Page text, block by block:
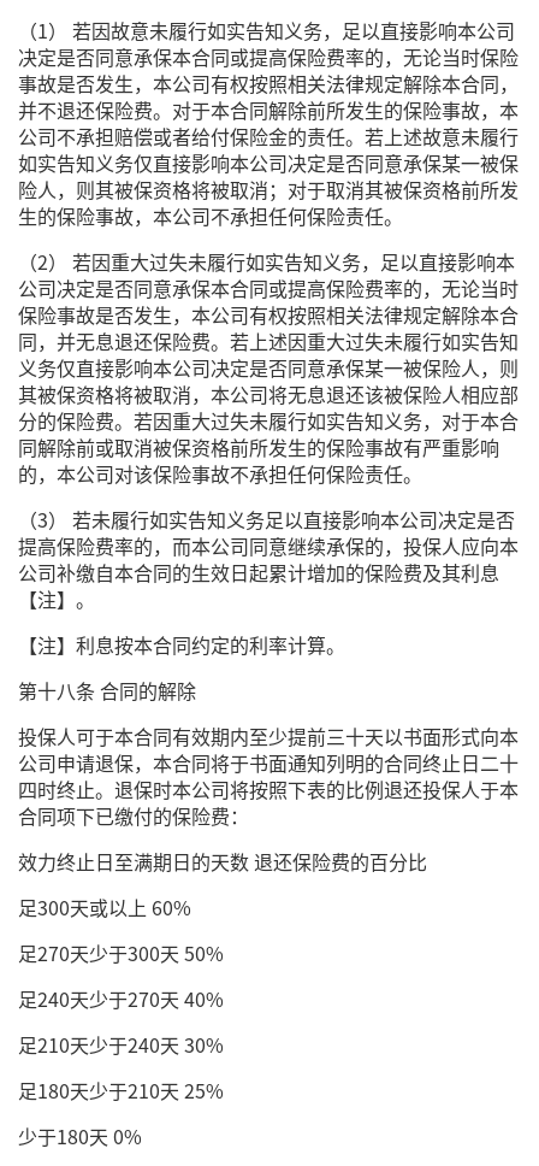
（1） 若因故意未履行如实告知义务，足以直接影响本公司
决定是否同意承保本合同或提高保险费率的，无论当时保险
事故是否发生，本公司有权按照相关法律规定解除本合同，
并不退还保险费。对于本合同解除前所发生的保险事故，本
公司不承担赔偿或者给付保险金的责任。若上述故意未履行
如实告知义务仅直接影响本公司决定是否同意承保某一被保
险人，则其被保资格将被取消；对于取消其被保资格前所发
生的保险事故，本公司不承担任何保险责任。
（2） 若因重大过失未履行如实告知义务，足以直接影响本
公司决定是否同意承保本合同或提高保险费率的，无论当时
保险事故是否发生，本公司有权按照相关法律规定解除本合
同，并无息退还保险费。若上述因重大过失未履行如实告知
义务仅直接影响本公司决定是否同意承保某一被保险人，则
其被保资格将被取消，本公司将无息退还该被保险人相应部
分的保险费。若因重大过失未履行如实告知义务，对于本合
同解除前或取消被保资格前所发生的保险事故有严重影响
的，本公司对该保险事故不承担任何保险责任。
（3） 若未履行如实告知义务足以直接影响本公司决定是否
提高保险费率的，而本公司同意继续承保的，投保人应向本
公司补缴自本合同的生效日起累计增加的保险费及其利息
【注】。
【注】利息按本合同约定的利率计算。
第十八条 合同的解除
投保人可于本合同有效期内至少提前三十天以书面形式向本
公司申请退保，本合同将于书面通知列明的合同终止日二十
四时终止。退保时本公司将按照下表的比例退还投保人于本
合同项下已缴付的保险费：
效力终止日至满期日的天数 退还保险费的百分比
足300天或以上 60%
足270天少于300天 50%
足240天少于270天 40%
足210天少于240天 30%
足180天少于210天 25%
少于180天 0%